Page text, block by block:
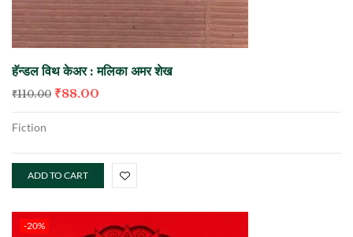
हॅन्डल विथ केअर : मलिका अमर शेख
₹110.00 ₹88.00
Fiction
ADD TO CART
-20%